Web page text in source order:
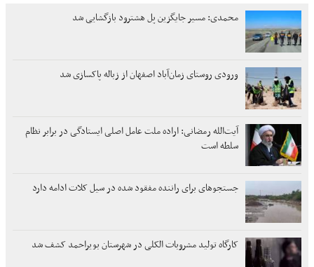
محمدی: مسیر جایگزین پل هشترود بازگشایی شد
ورودی روستای زمان‌آباد اصفهان از زباله پاکسازی شد
آیت‌الله رمضانی: اراده ملت عامل اصلی ایستادگی در برابر نظام
سلطه است
جستجوهای برای راننده مفقود شده در سیل کلات ادامه دارد
کارگاه تولید مشروبات الکلی در شهرستان بویراحمد کشف شد